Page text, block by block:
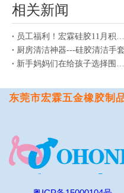
相关新闻
员工福利！宏霖硅胶11月积分兑换活动
厨房清洁神器---硅胶清洁手套
新手妈妈们在给孩子选择围兜的时候应该注意哪些问题？
东莞市宏霖五金橡胶制